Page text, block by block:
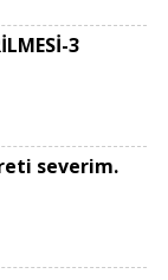
3
severim.